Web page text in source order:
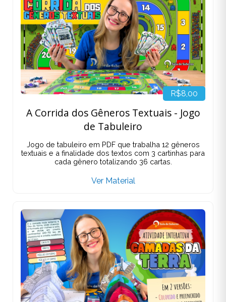
R$8,00
A Corrida dos Gêneros Textuais - Jogo
de Tabuleiro
Jogo de tabuleiro em PDF que trabalha 12 gêneros
textuais e a finalidade dos textos com 3 cartinhas para
cada gênero totalizando 36 cartas.
Ver Material